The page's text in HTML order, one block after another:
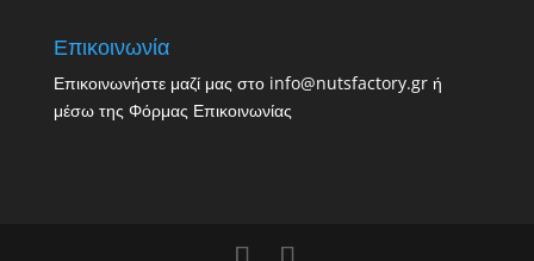
Επικοινωνία
Επικοινωνήστε μαζί μας στο info@nutsfactory.gr ή
μέσω της Φόρμας Επικοινωνίας